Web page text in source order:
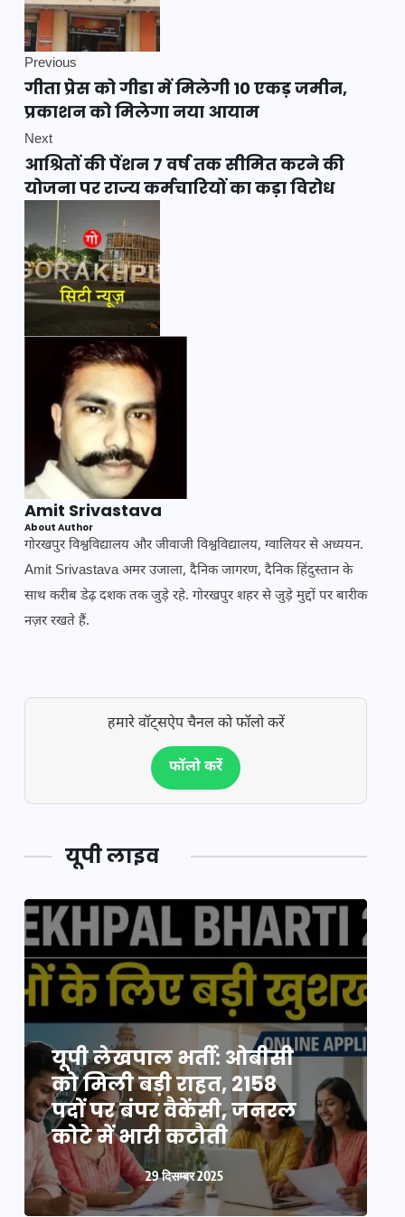
Previous
गीता प्रेस को गीडा में मिलेगी 10 एकड़ जमीन,
प्रकाशन को मिलेगा नया आयाम
Next
आश्रितों की पेंशन 7 वर्ष तक सीमित करने की
योजना पर राज्य कर्मचारियों का कड़ा विरोध
Amit Srivastava
About Author
गोरखपुर विश्वविद्यालय और जीवाजी विश्वविद्यालय, ग्वालियर से अध्ययन.
Amit Srivastava अमर उजाला, दैनिक जागरण, दैनिक हिंदुस्तान के
साथ करीब डेढ़ दशक तक जुड़े रहे. गोरखपुर शहर से जुड़े मुद्दों पर बारीक
नज़र रखते हैं.
हमारे वॉट्सऐप चैनल को फॉलो करें
फॉलो करें
यूपी लाइव
यूपी न्यूज़: नौकरों ने पिता-
पुत्री को 5 साल घर में बनाया
बंधक, बुजुर्ग की मौत, बेटी
बनी ‘कंकाल’
29 दिसम्बर 2025
यूपी लेखपाल भर्ती: ओबीसी
को मिली बड़ी राहत, 2158
पदों पर बंपर वैकेंसी, जनरल
कोटे में भारी कटौती
29 दिसम्बर 2025